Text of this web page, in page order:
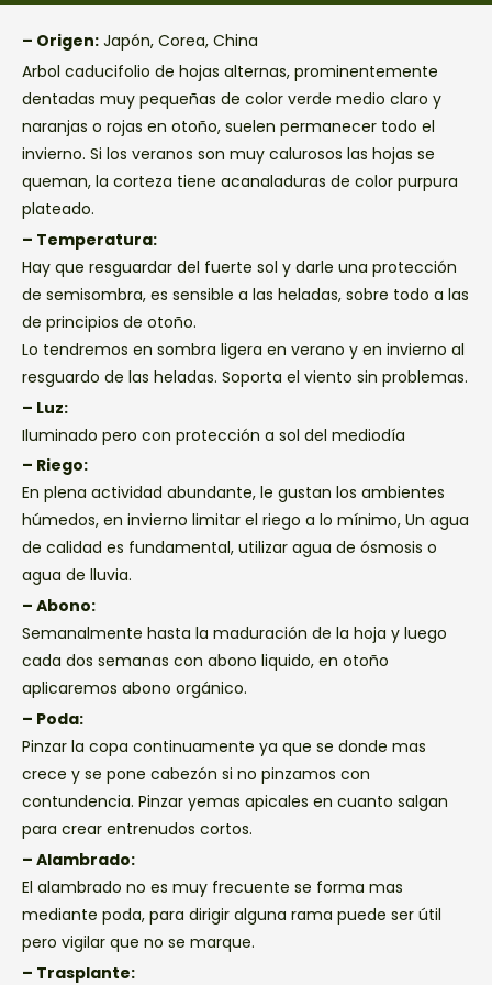
– Origen: Japón, Corea, China
Arbol caducifolio de hojas alternas, prominentemente
dentadas muy pequeñas de color verde medio claro y
naranjas o rojas en otoño, suelen permanecer todo el
invierno. Si los veranos son muy calurosos las hojas se
queman, la corteza tiene acanaladuras de color purpura
plateado.
– Temperatura:
Hay que resguardar del fuerte sol y darle una protección
de semisombra, es sensible a las heladas, sobre todo a las
de principios de otoño.
Lo tendremos en sombra ligera en verano y en invierno al
resguardo de las heladas. Soporta el viento sin problemas.
– Luz:
Iluminado pero con protección a sol del mediodía
– Riego:
En plena actividad abundante, le gustan los ambientes
húmedos, en invierno limitar el riego a lo mínimo, Un agua
de calidad es fundamental, utilizar agua de ósmosis o
agua de lluvia.
– Abono:
Semanalmente hasta la maduración de la hoja y luego
cada dos semanas con abono liquido, en otoño
aplicaremos abono orgánico.
– Poda:
Pinzar la copa continuamente ya que se donde mas
crece y se pone cabezón si no pinzamos con
contundencia. Pinzar yemas apicales en cuanto salgan
para crear entrenudos cortos.
– Alambrado:
El alambrado no es muy frecuente se forma mas
mediante poda, para dirigir alguna rama puede ser útil
pero vigilar que no se marque.
– Trasplante: